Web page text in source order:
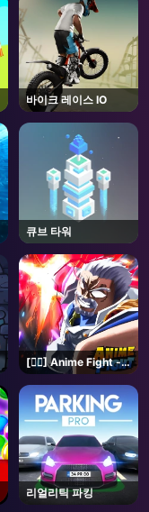
바이크 레이스 IO
큐브 타워
[🏴‍☠️] Anime Fight -
Roblox
리얼리틱 파킹